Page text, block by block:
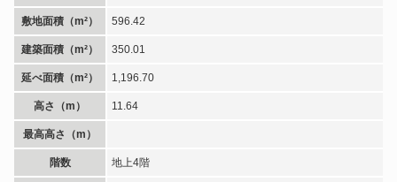
敷地面積（m²） 596.42
建築面積（m²） 350.01
延べ面積（m²） 1,196.70
高さ（m） 11.64
最高高さ（m）
階数 地上4階